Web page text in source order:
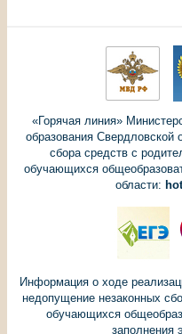
«Горячая линия»
образования Свердловской
сбора средств с
обучающихся
области:
Информация о ходе
недопущение незаконных
обучающихся
заполнения